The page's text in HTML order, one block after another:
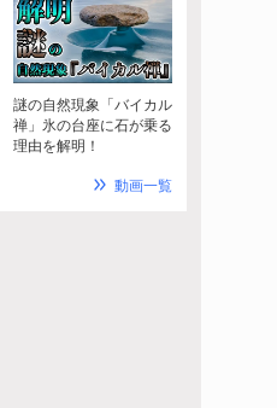
謎の自然現象「バイカル
禅」氷の台座に石が乗る
理由を解明！
動画一覧